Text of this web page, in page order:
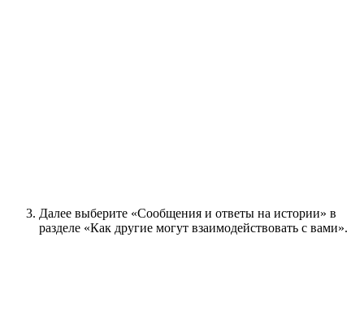
Далее выберите «Сообщения и ответы на истории» в
разделе «Как другие могут взаимодействовать с вами».